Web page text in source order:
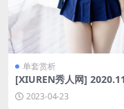
单套赏析
[XIUREN秀人网]
NO.2778 糯美子Mini
1MB]2023-04-23